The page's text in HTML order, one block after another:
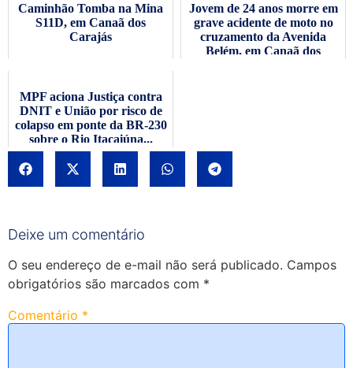
Caminhão Tomba na Mina
S11D, em Canaã dos
Carajás
Jovem de 24 anos morre em
grave acidente de moto no
cruzamento da Avenida
Belém, em Canaã dos
MPF aciona Justiça contra
DNIT e União por risco de
colapso em ponte da BR-230
sobre o Rio Itacaiúna...
Deixe um comentário
O seu endereço de e-mail não será publicado. Campos
obrigatórios são marcados com *
Comentário *